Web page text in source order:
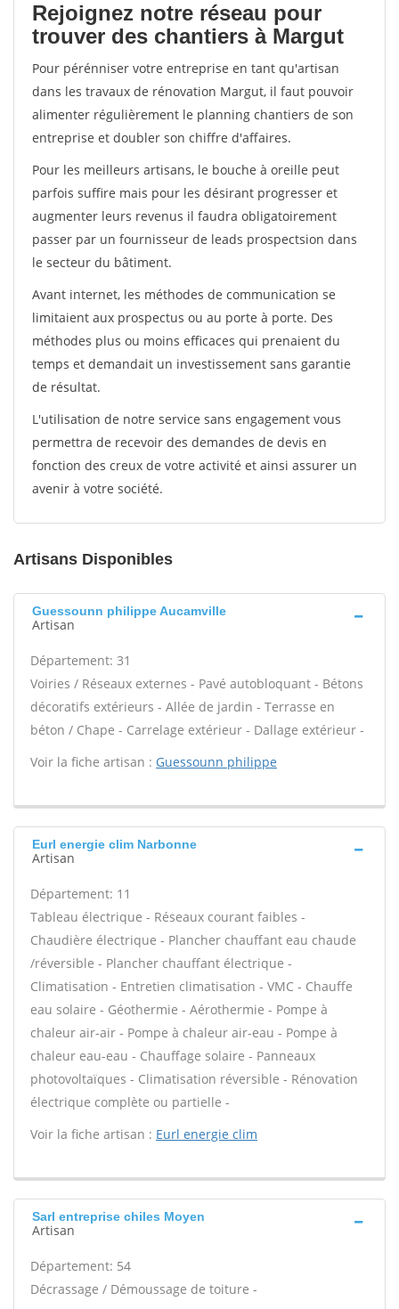
Rejoignez notre réseau pour
trouver des chantiers à Margut
Pour pérénniser votre entreprise en tant qu'artisan
dans les travaux de rénovation Margut, il faut pouvoir
alimenter régulièrement le planning chantiers de son
entreprise et doubler son chiffre d'affaires.
Pour les meilleurs artisans, le bouche à oreille peut
parfois suffire mais pour les désirant progresser et
augmenter leurs revenus il faudra obligatoirement
passer par un fournisseur de leads prospectsion dans
le secteur du bâtiment.
Avant internet, les méthodes de communication se
limitaient aux prospectus ou au porte à porte. Des
méthodes plus ou moins efficaces qui prenaient du
temps et demandait un investissement sans garantie
de résultat.
L'utilisation de notre service sans engagement vous
permettra de recevoir des demandes de devis en
fonction des creux de votre activité et ainsi assurer un
avenir à votre société.
Artisans Disponibles
Guessounn philippe Aucamville
Artisan
Département: 31
Voiries / Réseaux externes - Pavé autobloquant - Bétons
décoratifs extérieurs - Allée de jardin - Terrasse en
béton / Chape - Carrelage extérieur - Dallage extérieur -
Voir la fiche artisan : Guessounn philippe
Eurl energie clim Narbonne
Artisan
Département: 11
Tableau électrique - Réseaux courant faibles -
Chaudière électrique - Plancher chauffant eau chaude
/réversible - Plancher chauffant électrique -
Climatisation - Entretien climatisation - VMC - Chauffe
eau solaire - Géothermie - Aérothermie - Pompe à
chaleur air-air - Pompe à chaleur air-eau - Pompe à
chaleur eau-eau - Chauffage solaire - Panneaux
photovoltaïques - Climatisation réversible - Rénovation
électrique complète ou partielle -
Voir la fiche artisan : Eurl energie clim
Sarl entreprise chiles Moyen
Artisan
Département: 54
Décrassage / Démoussage de toiture -